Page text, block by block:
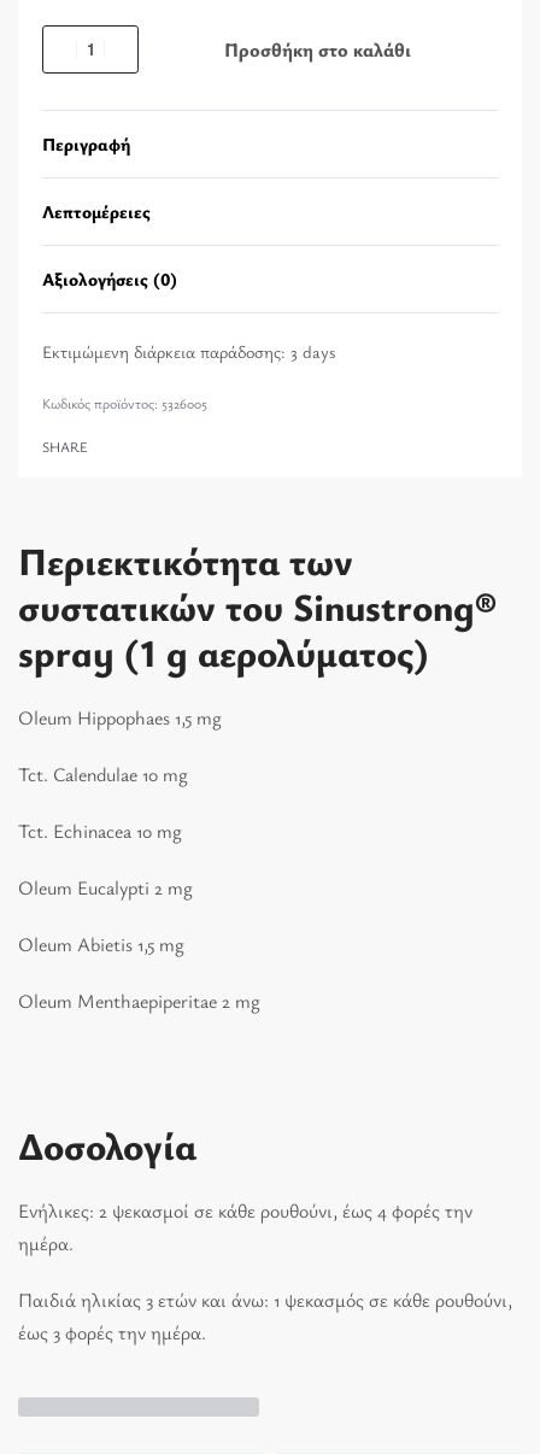
Προσθήκη στο καλάθι
Περιγραφή
Λεπτομέρειες
Αξιολογήσεις (0)
Εκτιμώμενη διάρκεια παράδοσης: 3 days
5326005
SHARE
Περιεκτικότητα των
συστατικών του Sinustrong®
spray (1 g αερολύματος)
Oleum Hippophaes 1,5 mg
Tct. Calendulae 10 mg
Tct. Echinacea 10 mg
Oleum Eucalypti 2 mg
Oleum Abietis 1,5 mg
Oleum Menthaepiperitae 2 mg
Δοσολογία
Ενήλικες: 2 ψεκασμοί σε κάθε ρουθούνι, έως 4 φορές την
ημέρα.
Παιδιά ηλικίας 3 ετών και άνω: 1 ψεκασμός σε κάθε ρουθούνι,
έως 3 φορές την ημέρα.